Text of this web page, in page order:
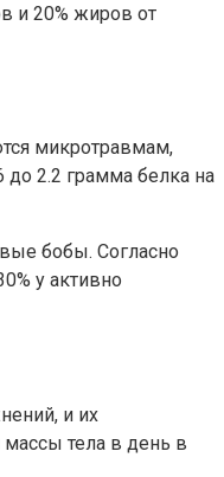
и 20% жиров от
микротравмам,
2.2 грамма белка на
бобы. Согласно
у активно
и их
массы тела в день в